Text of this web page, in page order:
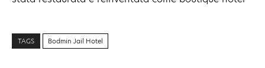
TAGS Bodmin Jail Hotel